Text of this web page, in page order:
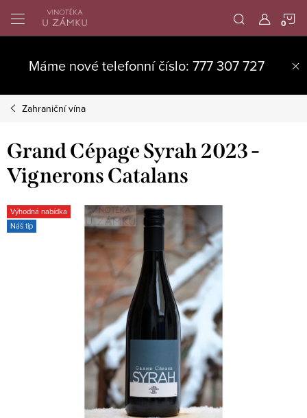
obsah
Máme nové telefonní číslo: 777 307 727
Zahraniční vína
Grand Cépage Syrah 2023 -
Vignerons Catalans
Výhodná nabídka
Náš tip